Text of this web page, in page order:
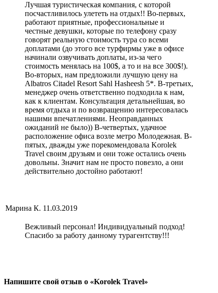
Лучшая туристическая компания, с которой
посчастливилось улететь на отдых!! Во-первых,
работают приятные, профессиональные и
честные девушки, которые по телефону сразу
говорят реальную стоимость тура со всеми
доплатами (до этого все турфирмы уже в офисе
начинали озвучивать доплаты, из-за чего
стоимость менялась на 100$, а то и на все 300$!).
Во-вторых, нам предложили лучшую цену на
Albatros Citadel Resort Sahl Hasheesh 5*. В-третьих,
менеджер очень ответственно подходила к нам,
как к клиентам. Консультация детальнейшая, во
время отдыха и по возвращению интересовалась
нашими впечатлениями. Неоправданных
ожиданий не было)) В-четвертых, удачное
расположение офиса возле метро Молодежная. В-
пятых, дважды уже порекомендовала Korolek
Travel своим друзьям и они тоже остались очень
довольны. Значит нам не просто повезло, а они
действительно достойно работают!
Марина К. 11.03.2019
Вежливый персонал! Индивидуальный подход!
Спасибо за работу данному турагентству!!!
Напишите свой отзыв о «Korolek Travel»